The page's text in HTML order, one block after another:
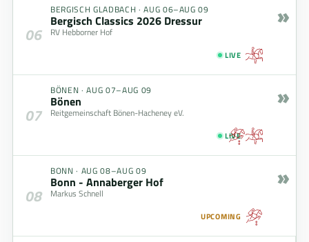
06
BERGISCH GLADBACH ·AUG 06–AUG 09
Bergisch Classics 2026 Dressur
RV Hebborner Hof
LIVE
»
07
BÖNEN ·AUG 07–AUG 09
Bönen
Reitgemeinschaft Bönen-Hacheney eV.
LIVE
»
08
BONN · AUG 08–AUG 09
Bonn - Annaberger Hof
Markus Schnell
UPCOMING
»